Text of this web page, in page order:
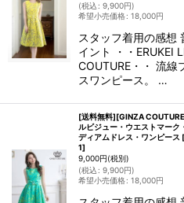
(税込: 9,900円)
希望小売価格: 18,000円
スタッフ着用の感想
イント ・・ERUKEI
COUTURE・・ 流線
スワンピース。 …
[送料無料][GINZA
ルビジュー・ウエストマーク
ディアムドレス・ワンピー
1]
9,000円(税別)
(税込: 9,900円)
希望小売価格: 18,000円